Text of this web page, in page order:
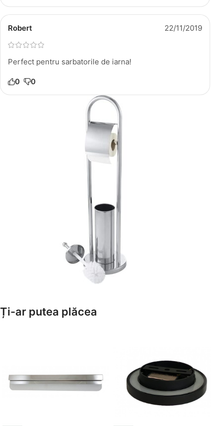
Robert 22/11/2019
Perfect pentru sarbatorile de iarna!
0 0
Suporți Hârtie Igenică
Ți-ar putea plăcea